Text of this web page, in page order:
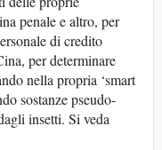
penale e altro, per
di credito
per determinare
nella propria ‘smart
sostanze pseudo-
insetti. Si veda